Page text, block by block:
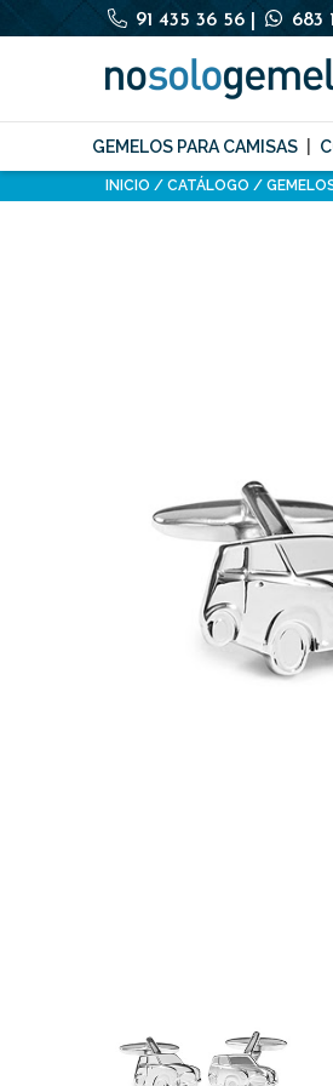
91 435 36 56 683
GEMELOS PARA CAMISAS
INICIO CATÁLOGO